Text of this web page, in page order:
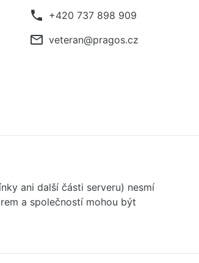
phone +420 737 898 909
mail_outline veteran@pragos.cz
ani další části serveru) nesmí
a společností mohou být